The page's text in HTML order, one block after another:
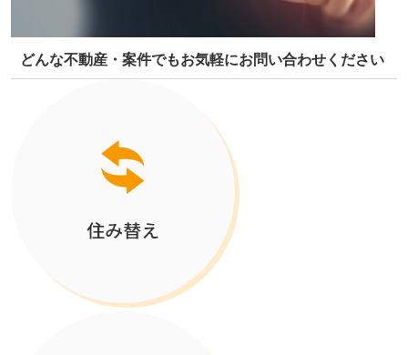
どんな不動産・案件でもお気軽にお問い合わせください